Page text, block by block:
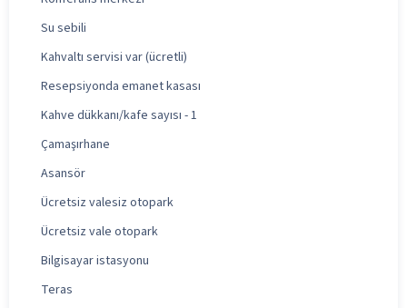
Su sebili
Kahvaltı servisi var (ücretli)
Resepsiyonda emanet kasası
Kahve dükkanı/kafe sayısı - 1
Çamaşırhane
Asansör
Ücretsiz valesiz otopark
Ücretsiz vale otopark
Bilgisayar istasyonu
Teras